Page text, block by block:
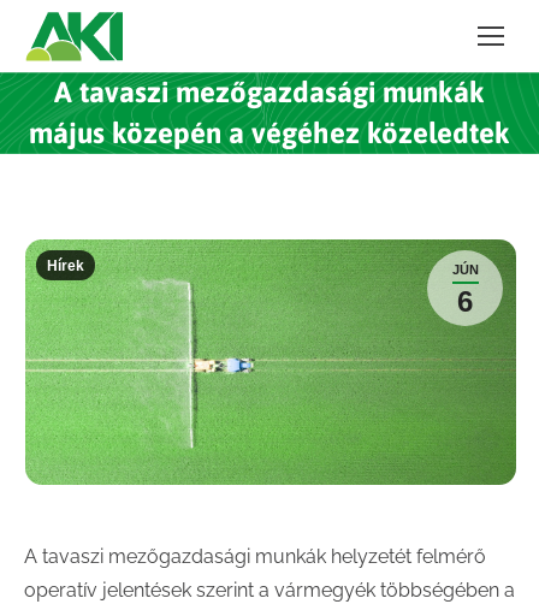
A tavaszi mezőgazdasági munkák
május közepén a végéhez közeledtek
JÚN
6
Hírek
A tavaszi mezőgazdasági munkák helyzetét felmérő
operatív jelentések szerint a vármegyék többségében a